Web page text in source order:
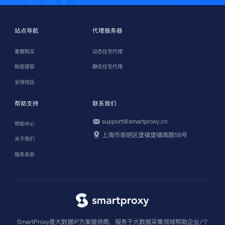
站点导航
套餐购买
账密提取
全球地区
代理服务器
动态住宅代理
静态住宅代理
帮助支持
帮助中心
关于我们
服务条款
联系我们
support@smartproxy.cn
上海市崇明区堡镇堡镇南路58号
SmartProxy是大数据IP方案提供商，服务于大数据采集领域帮助企业/个